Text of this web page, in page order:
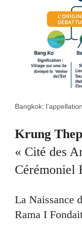
Bangkok:
Krung
« Cité des
Cérémoniel
La Naissance
Rama I